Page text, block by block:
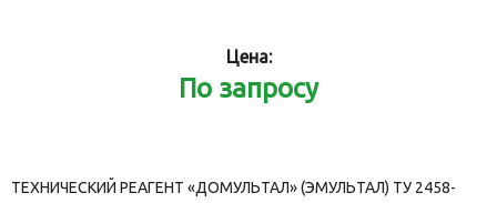
Цена:
По запросу
ТЕХНИЧЕСКИЙ РЕАГЕНТ «ДОМУЛЬТАЛ» (ЭМУЛЬТАЛ) ТУ 2458-